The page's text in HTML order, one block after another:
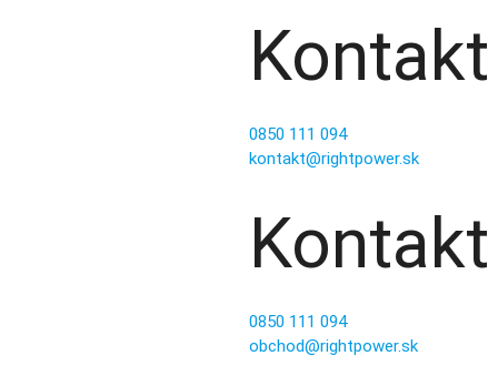
Kontakt
0850 111 094
kontakt@rightpower.sk
Kontakt
0850 111 094
obchod@rightpower.sk